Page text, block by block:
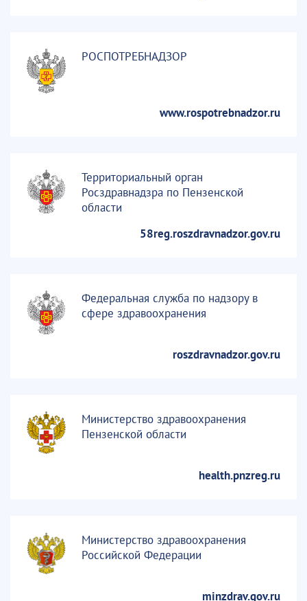
РОСПОТРЕБНАДЗОР
www.rospotrebnadzor.ru
Территориальный орган
Росздравнадзра по Пензенской
области
58reg.roszdravnadzor.gov.ru
Федеральная служба по надзору в
сфере здравоохранения
roszdravnadzor.gov.ru
Министерство здравоохранения
Пензенской области
health.pnzreg.ru
Министерство здравоохранения
Российской Федерации
minzdrav.gov.ru